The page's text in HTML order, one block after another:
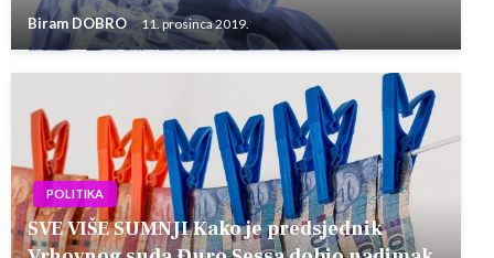
Biram DOBRO 11. prosinca 2019.
POLITIKA
SVE VIŠE SUMNJI Kako je predsjednik